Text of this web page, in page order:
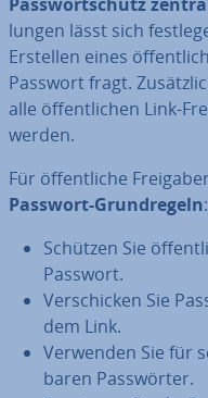
lun­gen lässt sich
Erstellen eines
Passwort fragt.
alle öf­fent­li­chen Link-
werden.
Für öf­fent­li­che
Passwort-Grund­re­geln:
Schützen Sie
Passwort.
Ver­schi­cken Sie
dem Link.
Verwenden Sie für
ba­ren Pass­wör­ter.